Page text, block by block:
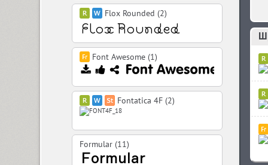
Flox Rounded (2)
Font Awesome (1)
Fontatica 4F (2)
Formular (11)